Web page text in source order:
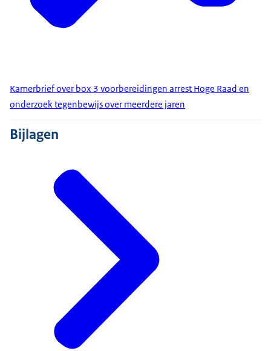
Kamerbrief over box 3 voorbereidingen arrest Hoge Raad en
onderzoek tegenbewijs over meerdere jaren
Bijlagen